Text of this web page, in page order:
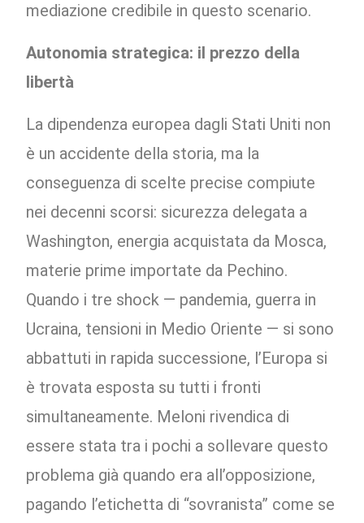
mediazione credibile in questo scenario.
Autonomia strategica: il prezzo della
libertà
La dipendenza europea dagli Stati Uniti non
è un accidente della storia, ma la
conseguenza di scelte precise compiute
nei decenni scorsi: sicurezza delegata a
Washington, energia acquistata da Mosca,
materie prime importate da Pechino.
Quando i tre shock — pandemia, guerra in
Ucraina, tensioni in Medio Oriente — si sono
abbattuti in rapida successione, l’Europa si
è trovata esposta su tutti i fronti
simultaneamente. Meloni rivendica di
essere stata tra i pochi a sollevare questo
problema già quando era all’opposizione,
pagando l’etichetta di “sovranista” come se